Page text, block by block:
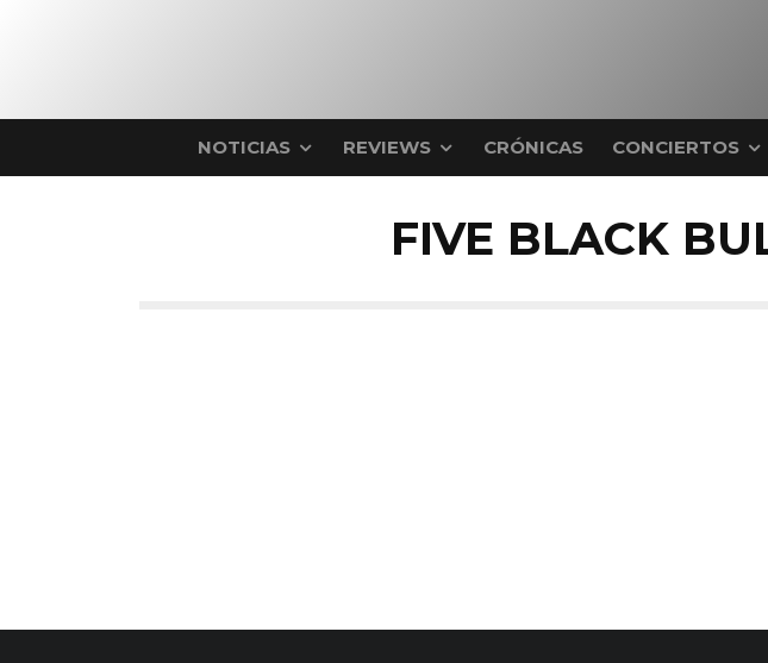
NOTICIAS REVIEWS CRÓNICAS CONCIERTOS
FIVE BLACK